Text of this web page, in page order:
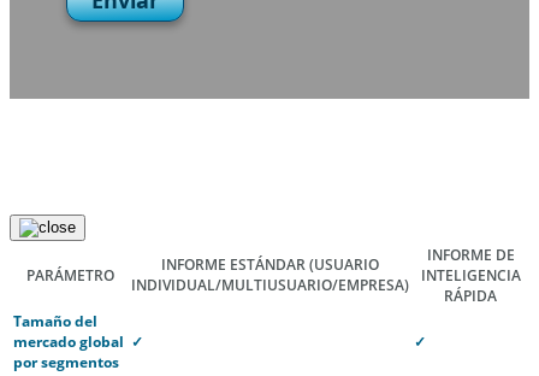
PARÁMETRO
INFORME ESTÁNDAR(USUARIO
INDIVIDUAL/MULTIUSUARIO/EMPRESA)
INFORME DE
INTELIGENCIA
RÁPIDA
Tamaño del
mercado global
por segmentos
✓ ✓